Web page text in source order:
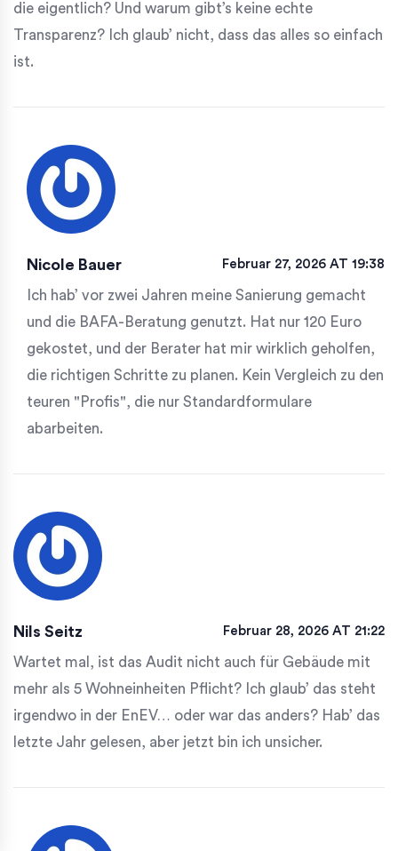
die eigentlich? Und warum gibt’s keine echte
Transparenz? Ich glaub’ nicht, dass das alles so einfach
ist.
Nicole Bauer Februar 27, 2026 AT 19:38
Ich hab’ vor zwei Jahren meine Sanierung gemacht
und die BAFA-Beratung genutzt. Hat nur 120 Euro
gekostet, und der Berater hat mir wirklich geholfen,
die richtigen Schritte zu planen. Kein Vergleich zu den
teuren "Profis", die nur Standardformulare
abarbeiten.
Nils Seitz Februar 28, 2026 AT 21:22
Wartet mal, ist das Audit nicht auch für Gebäude mit
mehr als 5 Wohneinheiten Pflicht? Ich glaub’ das steht
irgendwo in der EnEV… oder war das anders? Hab’ das
letzte Jahr gelesen, aber jetzt bin ich unsicher.